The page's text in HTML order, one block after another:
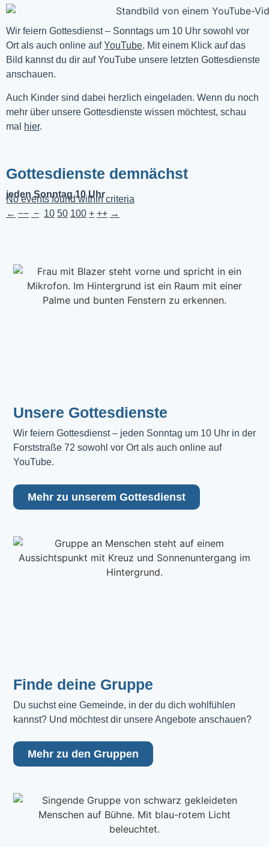
Wir feiern Gottesdienst – Sonntags um 10 Uhr sowohl vor
Ort als auch online auf YouTube. Mit einem Klick auf das
Bild kannst du dir auf YouTube unsere letzten Gottesdienste
anschauen.
Auch Kinder sind dabei herzlich eingeladen. Wenn du noch
mehr über unsere Gottesdienste wissen möchtest, schau
mal
hier.
Gottesdienste demnächst
jeden Sonntag 10 Uhr
No events found within criteria
← −− − 10 50 100 + ++ →
Unsere Gottesdienste
Wir feiern Gottesdienst – jeden Sonntag um 10 Uhr in der
Forststraße 72 sowohl vor Ort als auch online auf
YouTube.
Mehr zu unserem Gottesdienst
Finde deine Gruppe
Du suchst eine Gemeinde, in der du dich wohlfühlen
kannst? Und möchtest dir unsere Angebote anschauen?
Mehr zu den Gruppen